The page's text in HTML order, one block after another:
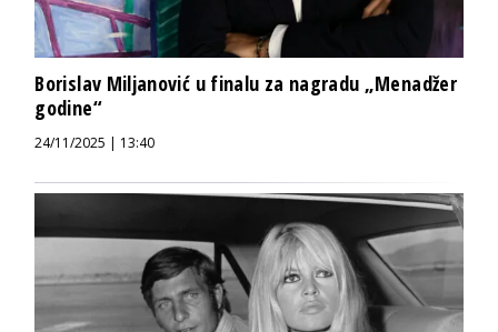
Borislav Miljanović u finalu za nagradu „Menadžer
godine“
24/11/2025 | 13:40